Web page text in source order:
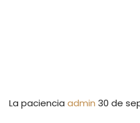
La paciencia admin 30 de